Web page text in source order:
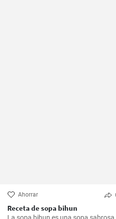
Ahorrar
Receta de sopa bihun